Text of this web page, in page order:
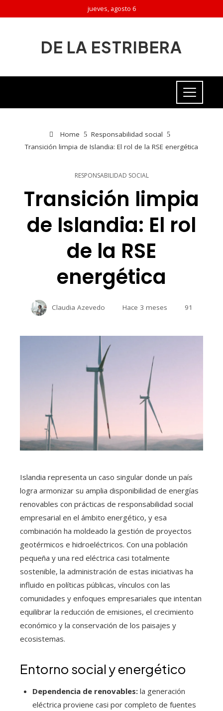
jueves, agosto 6
DE LA ESTRIBERA
Home
Responsabilidad social
Transición limpia de Islandia: El rol de la RSE energética
RESPONSABILIDAD SOCIAL
Transición limpia
de Islandia: El rol
de la RSE
energética
Claudia Azevedo Hace 3 meses 91
Islandia representa un caso singular donde un país
logra armonizar su amplia disponibilidad de energías
renovables con prácticas de responsabilidad social
empresarial en el ámbito energético, y esa
combinación ha moldeado la gestión de proyectos
geotérmicos e hidroeléctricos. Con una población
pequeña y una red eléctrica casi totalmente
sostenible, la administración de estas iniciativas ha
influido en políticas públicas, vínculos con las
comunidades y enfoques empresariales que intentan
equilibrar la reducción de emisiones, el crecimiento
económico y la conservación de los paisajes y
ecosistemas.
Entorno social y energético
Dependencia de renovables: la generación
eléctrica proviene casi por completo de fuentes